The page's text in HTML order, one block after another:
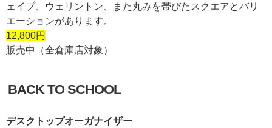
ェイプ、ウェリントン、また丸みを帯びたスクエアとバリ
エーションがあります。
12,800円
販売中（全倉庫店対象）
BACK TO SCHOOL
デスクトップオーガナイザー